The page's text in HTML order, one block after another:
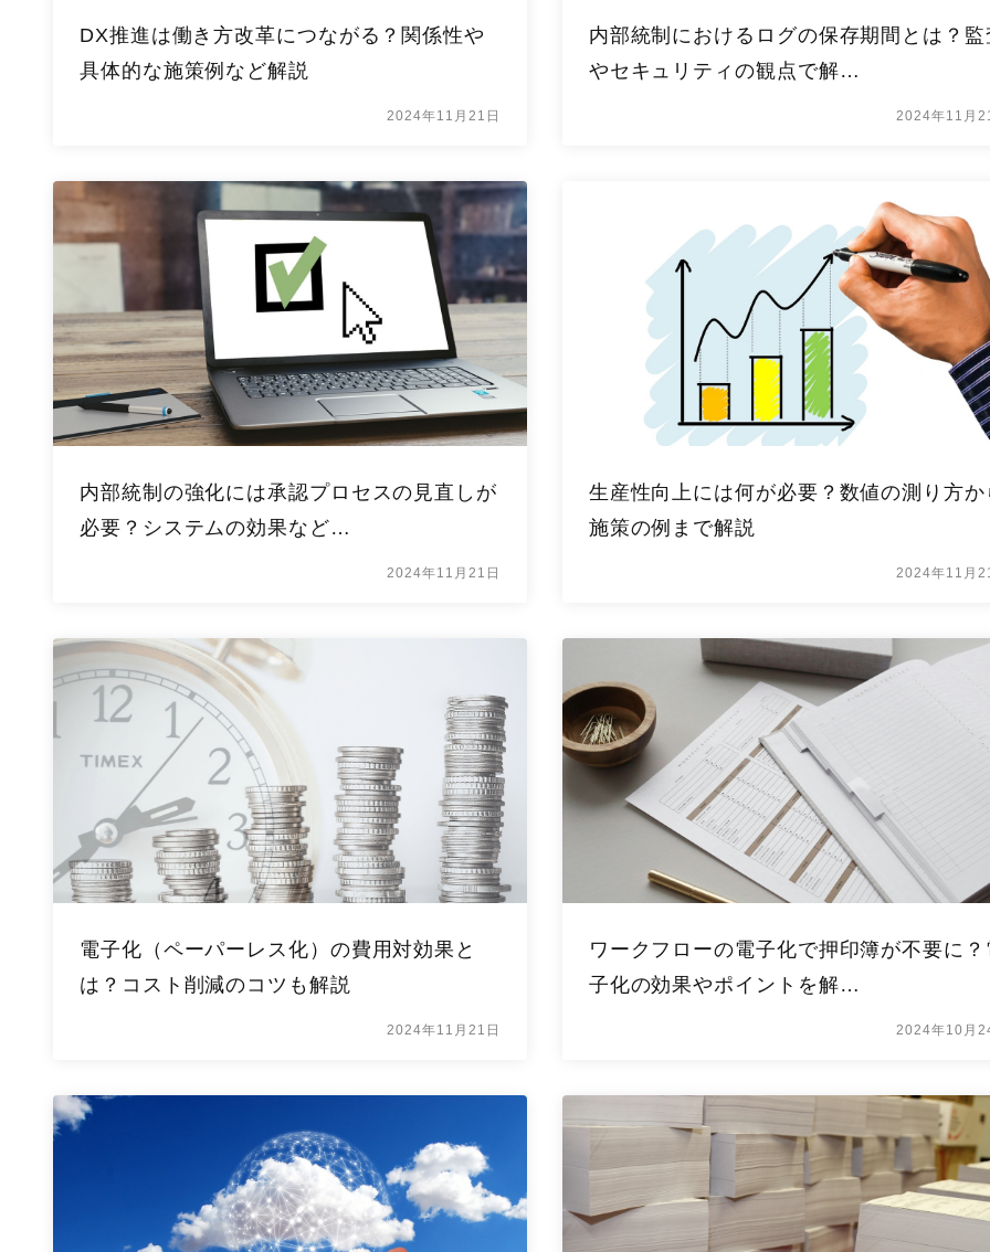
DX推進は働き方改革につながる？関係性や
具体的な施策例など解説
2024年11月21日
内部統制におけるログの保存期間とは？監
やセキュリティの観点で解…
2024年11月
内部統制の強化には承認プロセスの見直しが
必要？システムの効果など…
2024年11月21日
生産性向上には何が必要？数値の測り方か
施策の例まで解説
2024年11月
電子化（ペーパーレス化）の費用対効果と
は？コスト削減のコツも解説
2024年11月21日
ワークフローの電子化で押印簿が不要に？
子化の効果やポイントを解…
2024年10月